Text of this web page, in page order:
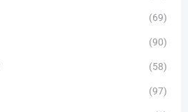
(69)
(90)
(58)
(97)